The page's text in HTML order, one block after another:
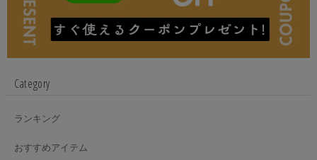
Category
ランキング
おすすめアイテム